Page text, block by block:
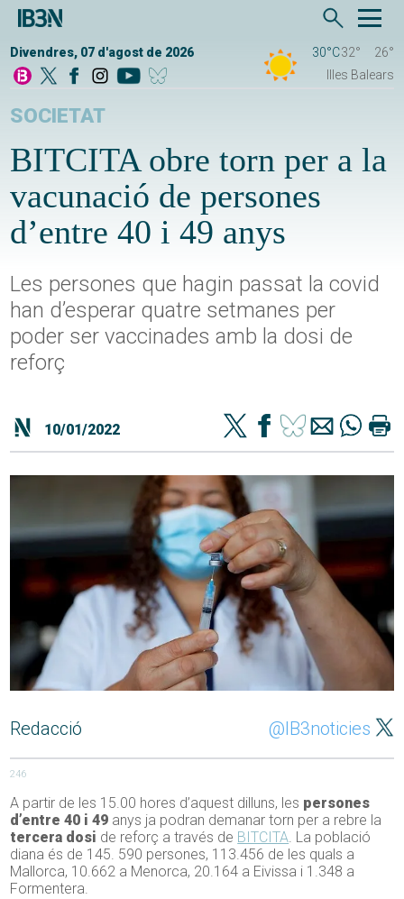
Divendres, 07 d'agost de 2026 30°C32°
26°
Illes Balears
SOCIETAT
BITCITA obre torn per a la
vacunació de persones
d’entre 40 i 49 anys
Les persones que hagin passat la covid
han d’esperar quatre setmanes per
poder ser vaccinades amb la dosi de
reforç
10/01/2022
Redacció @IB3noticies
246
A partir de les 15.00 hores d’aquest dilluns, les persones
d’entre 40 i 49 anys ja podran demanar torn per a rebre la
tercera dosi de reforç a través de BITCITA. La població
diana és de 145. 590 persones, 113.456 de les quals a
Mallorca, 10.662 a Menorca, 20.164 a Eivissa i 1.348 a
Formentera.